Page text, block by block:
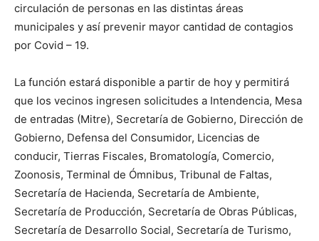
circulación de personas en las distintas áreas
municipales y así prevenir mayor cantidad de contagios
por Covid – 19.
La función estará disponible a partir de hoy y permitirá
que los vecinos ingresen solicitudes a Intendencia, Mesa
de entradas (Mitre), Secretaría de Gobierno, Dirección de
Gobierno, Defensa del Consumidor, Licencias de
conducir, Tierras Fiscales, Bromatología, Comercio,
Zoonosis, Terminal de Ómnibus, Tribunal de Faltas,
Secretaría de Hacienda, Secretaría de Ambiente,
Secretaría de Producción, Secretaría de Obras Públicas,
Secretaría de Desarrollo Social, Secretaría de Turismo,